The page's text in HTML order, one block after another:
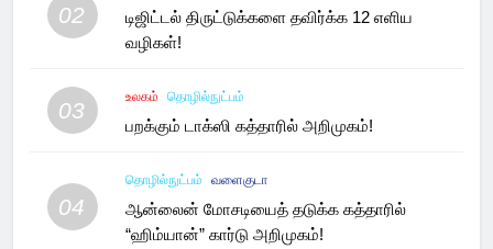
02
டிஜிட்டல் திருட்டுக்களை தவிர்க்க 12 எளிய
வழிகள்!
03
உலகம் தொழில்நுட்பம்
பறக்கும் டாக்ஸி கத்தாரில் அறிமுகம்!
04
தொழில்நுட்பம் வளைகுடா
ஆன்லைன் மோசடியைத் தடுக்க கத்தாரில்
“ஹிம்யான்” கார்டு அறிமுகம்!